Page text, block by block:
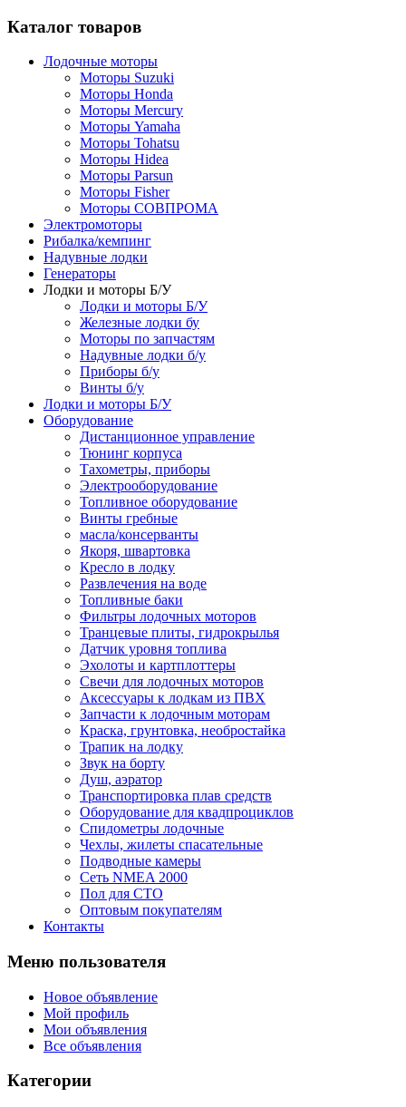
Каталог товаров
Лодочные моторы
Моторы Suzuki
Моторы Honda
Моторы Mercury
Моторы Yamaha
Моторы Tohatsu
Моторы Hidea
Моторы Parsun
Моторы Fisher
Моторы СОВПРОМА
Электромоторы
Рибалка/кемпинг
Надувные лодки
Генераторы
Лодки и моторы Б/У
Лодки и моторы Б/У
Железные лодки бу
Моторы по запчастям
Надувные лодки б/у
Приборы б/у
Винты б/у
Лодки и моторы Б/У
Оборудование
Дистанционное управление
Тюнинг корпуса
Тахометры, приборы
Электрооборудование
Топливное оборудование
Винты гребные
масла/консерванты
Якоря, швартовка
Кресло в лодку
Развлечения на воде
Топливные баки
Фильтры лодочных моторов
Транцевые плиты, гидрокрылья
Датчик уровня топлива
Эхолоты и картплоттеры
Cвечи для лодочных моторов
Аксессуары к лодкам из ПВХ
Запчасти к лодочным моторам
Краска, грунтовка, необростайка
Трапик на лодку
Звук на борту
Душ, аэратор
Транспортировка плав средств
Оборудование для квадпроциклов
Спидометры лодочные
Чехлы, жилеты спасательные
Подводные камеры
Сеть NMEA 2000
Пол для СТО
Оптовым покупателям
Контакты
Меню пользователя
Новое объявление
Мой профиль
Мои объявления
Все объявления
Категории